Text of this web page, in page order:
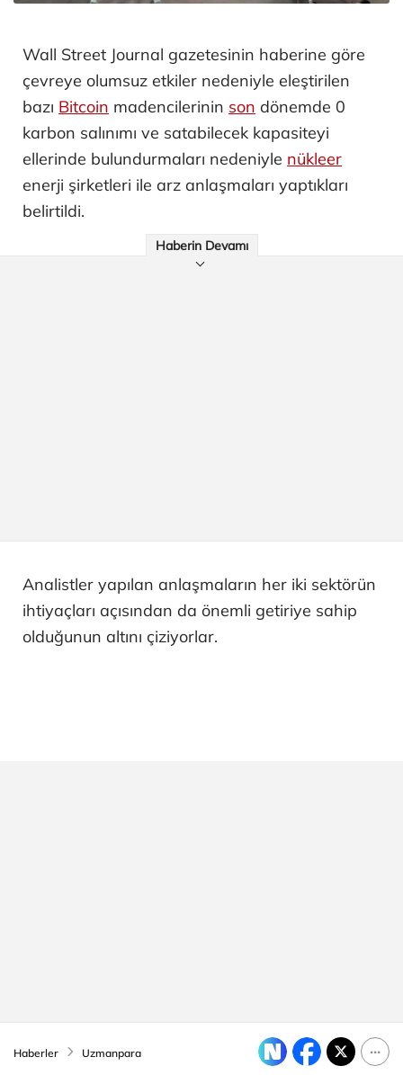
Wall Street Journal gazetesinin haberine göre
çevreye olumsuz etkiler nedeniyle eleştirilen
bazı Bitcoin madencilerinin son dönemde 0
karbon salınımı ve satabilecek kapasiteyi
ellerinde bulundurmaları nedeniyle nükleer
enerji şirketleri ile arz anlaşmaları yaptıkları
belirtildi.
Haberin Devamı
Analistler yapılan anlaşmaların her iki sektörün
ihtiyaçları açısından da önemli getiriye sahip
olduğunun altını çiziyorlar.
Haberler Uzmanpara